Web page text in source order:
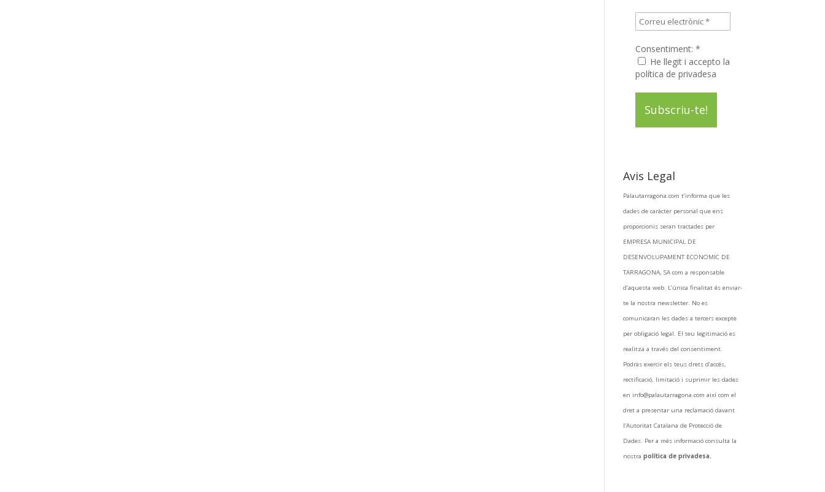
Consentiment:*
He llegit i accepto la
política de privadesa
Avis Legal
Palautarragona.com t’informa que les
dades de caràcter personal que ens
proporcionis seran tractades per
EMPRESA MUNICIPAL DE
DESENVOLUPAMENT ECONOMIC DE
TARRAGONA, SA com a responsable
d’aquesta web. L’única finalitat és enviar-
te la nostra newsletter. No es
comunicaran les dades a tercers excepte
per obligació legal. El teu legitimació es
realitza a través del consentiment.
Podràs exercir els teus drets d’accés,
rectificació, limitació i suprimir les dades
en info@palautarragona.com així com el
dret a presentar una reclamació davant
l’Autoritat Catalana de Protecció de
Dades. Per a més informació consulta la
nostrapolítica de privadesa.